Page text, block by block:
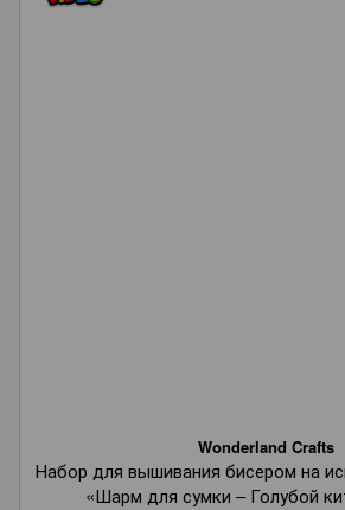
Wonderland Crafts
Набор для вышивания бисером на
«Шарм для сумки – Голубой